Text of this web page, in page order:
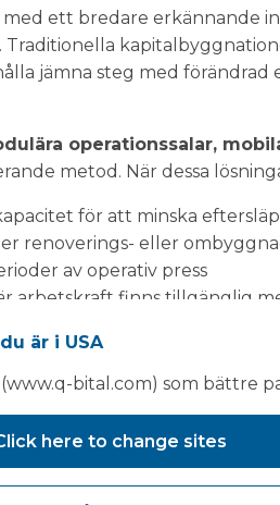
ett bredare erkännande
jämna steg med
operationssalar,
metod. När dessa
för att minska
renoverings- eller
av operativ press
arbetskraft finns tillgänglig
levereras i snabb takt, vilket
som framhävs i
förstärker behovet av
Personalstrategier som
är i USA
bital.com) som bättre
here to change sites